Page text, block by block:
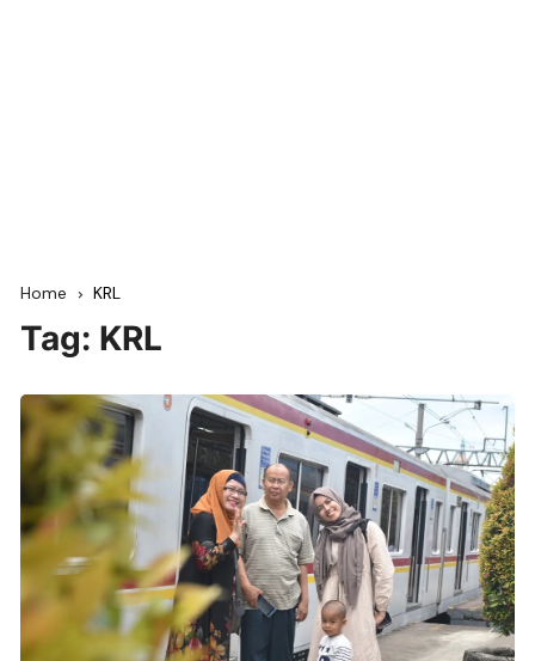
Home KRL
Tag: KRL